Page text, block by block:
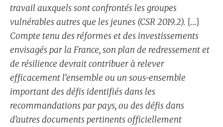
travail auxquels sont confrontés les groupes
vulnérables autres que les jeunes (CSR 2019.2). […]
Compte tenu des réformes et des investissements
envisagés par la France, son plan de redressement et
de résilience devrait contribuer à relever
efficacement l’ensemble ou un sous-ensemble
important des défis identifiés dans les
recommandations par pays, ou des défis dans
d’autres documents pertinents officiellement